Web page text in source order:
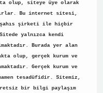
olup, siteye üye olarak
Bu internet sitesi,
şahıs şirketi ile hiçbir
yalnızca kendi
Burada yer alan
olup, gerçek kurum ve
Gerçek kurum ve
tesadüfidir. Sitemiz,
bir bilgi paylaşım